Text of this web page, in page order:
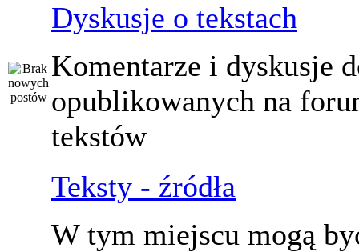
Dyskusje o tekstach
Komentarze i dyskusje
opublikowanych na
tekstów
Teksty - źródła
W tym miejscu mogą